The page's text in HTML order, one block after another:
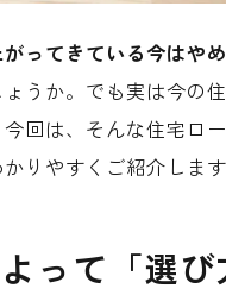
ってきている今はや
うか。でも実は今の
回は、そんな住宅ロ
りやすくご紹介します
って「選び